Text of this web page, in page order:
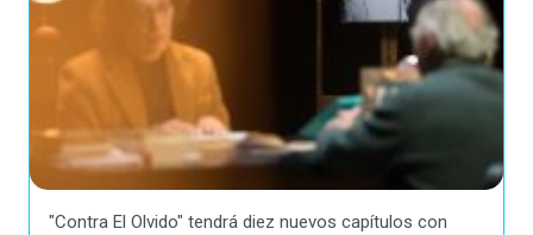
"Contra El Olvido" tendrá diez nuevos capítulos con